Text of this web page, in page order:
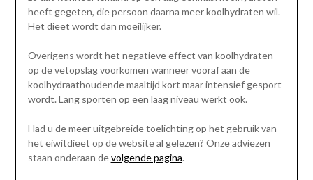
heeft gegeten, die persoon daarna meer koolhydraten wil.
Het dieet wordt dan moeilijker.
Overigens wordt het negatieve effect van koolhydraten
op de vetopslag voorkomen wanneer vooraf aan de
koolhydraathoudende maaltijd kort maar intensief gesport
wordt. Lang sporten op een laag niveau werkt ook.
Had u de meer uitgebreide toelichting op het gebruik van
het eiwitdieet op de website al gelezen? Onze adviezen
staan onderaan devolgende pagina.